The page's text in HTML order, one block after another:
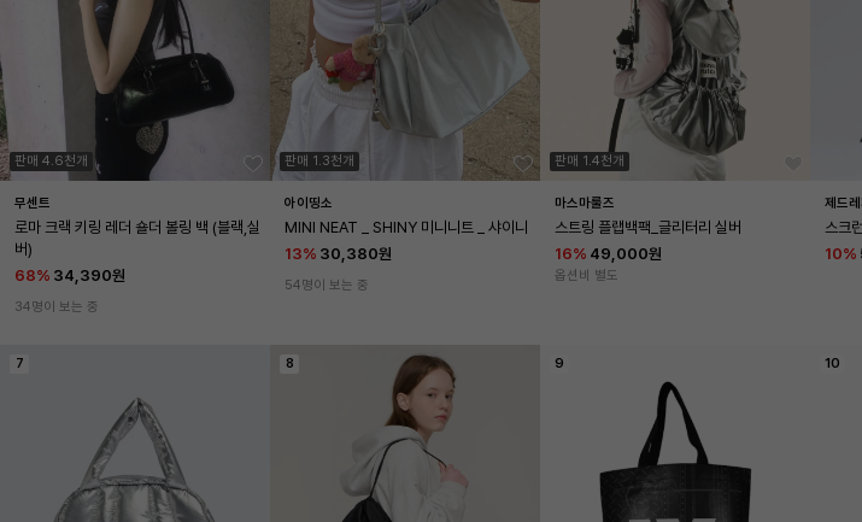
판매 4.6천개
무센트
로마 크랙 키링 레더 숄더 볼링 백 (블랙,실
버)
68% 34,390원
34명이 보는 중
판매 1.3천개
아이띵소
MINI NEAT _ SHINY 미니니트 _ 샤이니
13% 30,380원
54명이 보는 중
판매 1.4천개
마스마룰즈
스트링 플랩백팩_글리터리 실버
16% 49,000원
옵션비 별도
제드
스크
10%
7 8 9 10